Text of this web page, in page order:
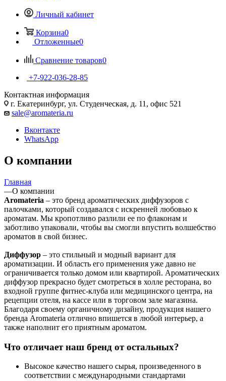
Личный кабинет
Корзина0
Отложенные0
Сравнение товаров0
+7-922-036-28-85
Контактная информация
г. Екатеринбург, ул. Студенческая, д. 11, офис 521
sale@aromateria.ru
Вконтакте
WhatsApp
О компании
Главная
—О компании
Aromateria – это бренд ароматических диффузоров с
палочками, который создавался с искренней любовью к
ароматам. Мы кропотливо разлили ее по флаконам и
заботливо упаковали, чтобы вы смогли впустить волшебство
ароматов в свой бизнес.
Диффузор – это стильный и модный вариант для
ароматизации. И область его применения уже давно не
ограничивается только домом или квартирой. Ароматических
диффузор прекрасно будет смотреться в холле ресторана, во
входной группе фитнес-клуба или медицинского центра, на
рецепции отеля, на кассе или в торговом зале магазина.
Благодаря своему органичному дизайну, продукция нашего
бренда Aromateria отлично впишется в любой интерьер, а
также наполнит его приятным ароматом.
Что отличает наш бренд от остальных?
Высокое качество нашего сырья, произведенного в
соответствии с международными стандартами